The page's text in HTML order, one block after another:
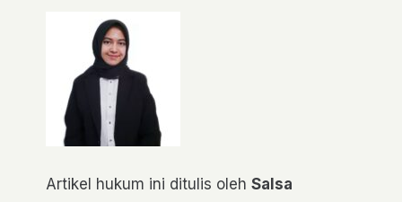
Artikel hukum ini ditulis oleh Salsa